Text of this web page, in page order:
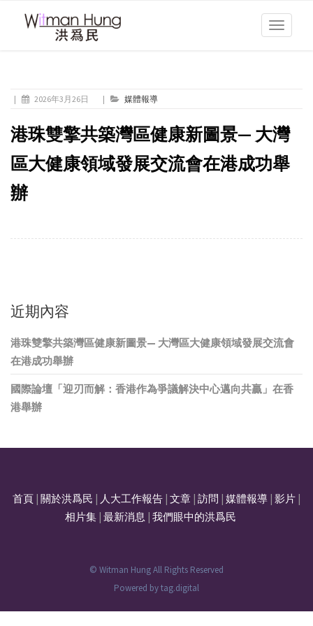
Toggle
| 2026年3月26日 | 媒體報導
港珠雙擎共築灣區健康新圖景— 大灣
區大健康領域發展交流會在港成功舉
辦
近期內容
港珠雙擎共築灣區健康新圖景— 大灣區大健康領域發展交流會
在港成功舉辦
國際論壇「迎刃而解：香港作為爭議解決中心邁向共贏」在香
港舉辦
首頁 關於洪爲民 人大工作報告 文章 訪問 媒體報導 影片
相片集| 最新消息 我們眼中的洪爲民
© Witman Hung All Rights Reserved
Powered bytag.digital